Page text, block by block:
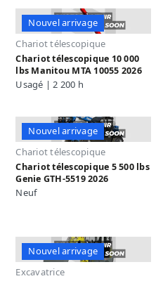
Nouvel arrivage
Chariot télescopique
Chariot télescopique 10 000
lbs Manitou MTA 10055 2026
Usagé | 2 200 h
Nouvel arrivage
Chariot télescopique
Chariot télescopique 5 500 lbs
Genie GTH-5519 2026
Neuf
Nouvel arrivage
Excavatrice